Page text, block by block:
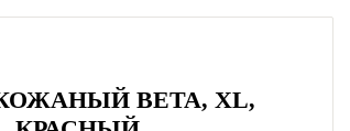
BETA, XL,